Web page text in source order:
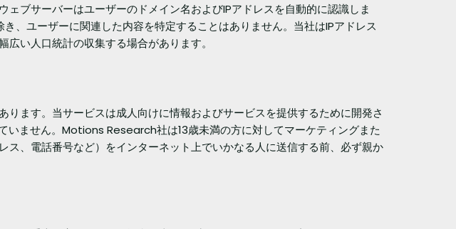
ブサーバーはユーザーのドメイン名およびIPアドレスを自動的に認識しま
、ユーザーに関連した内容を特定することはありません。当社はIPアドレス
い人口統計の収集する場合があります。
ます。当サービスは成人向けに情報およびサービスを提供するために開発さ
いません。Motions Research社は13歳未満の方に対してマーケティングまた
、電話番号など）をインターネット上でいかなる人に送信する前、必ず親か